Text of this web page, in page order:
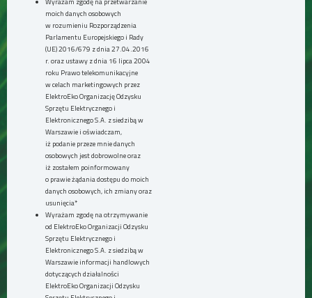
moich danych osobowych
w rozumieniu Rozporządzenia
Parlamentu Europejskiego i Rady
(UE) 2016/679 z dnia 27.04.2016
r. oraz ustawy z dnia 16 lipca 2004
roku Prawo telekomunikacyjne
w celach marketingowych przez
ElektroEko Organizację Odzysku
Sprzętu Elektrycznego i
Elektronicznego S.A. z siedzibą w
Warszawie i oświadczam,
iż podanie przeze mnie danych
osobowych jest dobrowolne oraz
iż zostałem poinformowany
o prawie żądania dostępu do moich
danych osobowych, ich zmiany oraz
usunięcia*
Wyrażam zgodę na otrzymywanie
od ElektroEko Organizacji Odzysku
Sprzętu Elektrycznego i
Elektronicznego S.A. z siedzibą w
Warszawie informacji handlowych
dotyczących działalności
ElektroEko Organizacji Odzysku